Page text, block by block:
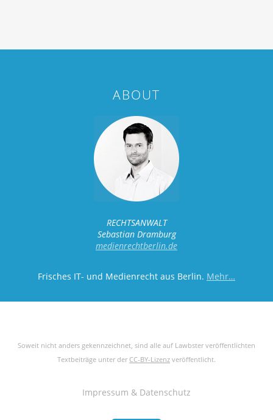
ABOUT
RECHTSANWALT
Sebastian Dramburg
medienrechtberlin.de
Frisches IT- und Medienrecht aus Berlin. Mehr…
Soweit nicht anders gekennzeichnet, sind alle auf Lawbster veröffentlichten
Textbeiträge unter der CC-BY-Lizenz veröffentlicht.
Impressum & Datenschutz